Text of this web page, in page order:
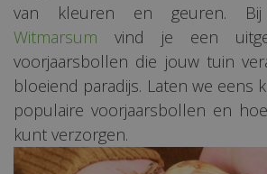
van kleuren en geuren.
Witmarsum vind je een
voorjaarsbollen die jouw tuin
bloeiend paradijs. Laten we eens
populaire voorjaarsbollen en
kunt verzorgen.